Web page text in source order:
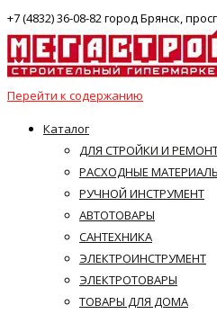
+7 (4832) 36-08-82 город Брянск,
Перейти к содержанию
Каталог
ДЛЯ СТРОЙКИ И
РАСХОДНЫЕ
РУЧНОЙ ИНСТРУМЕНТ
АВТОТОВАРЫ
САНТЕХНИКА
ЭЛЕКТРОИНСТРУМЕНТ
ЭЛЕКТРОТОВАРЫ
ТОВАРЫ ДЛЯ ДОМА